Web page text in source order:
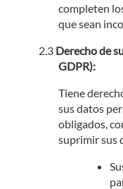
completen
que sean
Derecho de
GDPR):
Tiene
sus datos
obligados,
suprimir sus